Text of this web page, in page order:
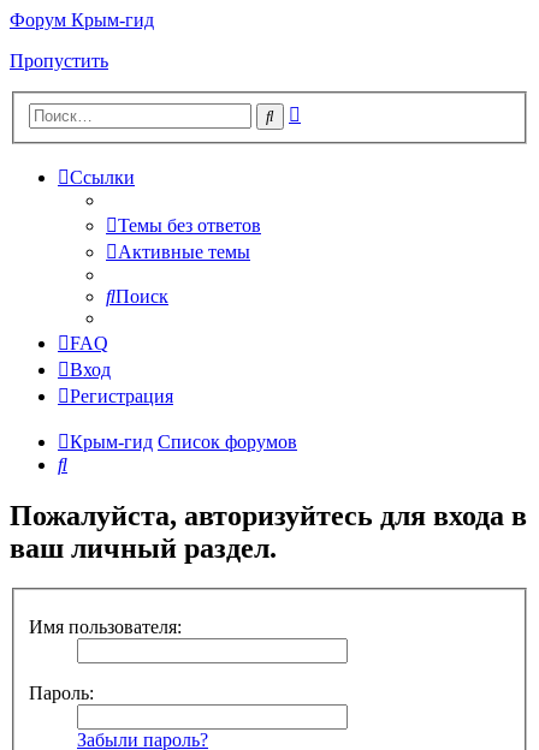
Форум Крым-гид
Пропустить
Поиск
Ссылки
Темы без ответов
Активные темы
Поиск
FAQ
Вход
Регистрация
Крым-гид Список форумов
Поиск
Пожалуйста, авторизуйтесь для входа в
ваш личный раздел.
Имя пользователя:
Пароль:
Забыли пароль?